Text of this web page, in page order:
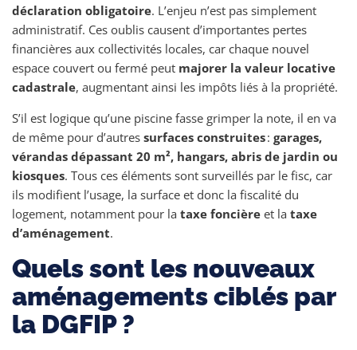
déclaration obligatoire. L’enjeu n’est pas simplement
administratif. Ces oublis causent d’importantes pertes
financières aux collectivités locales, car chaque nouvel
espace couvert ou fermé peut majorer la valeur locative
cadastrale, augmentant ainsi les impôts liés à la propriété.
S’il est logique qu’une piscine fasse grimper la note, il en va
de même pour d’autres surfaces construites: garages,
vérandas dépassant 20 m², hangars, abris de jardin ou
kiosques. Tous ces éléments sont surveillés par le fisc, car
ils modifient l’usage, la surface et donc la fiscalité du
logement, notamment pour la taxe foncière et la taxe
d’aménagement.
Quels sont les nouveaux
aménagements ciblés par
la DGFIP ?